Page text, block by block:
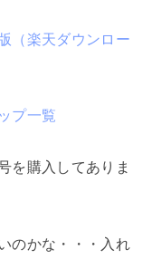
（楽天ダウンロー
プ一覧
を購入してありま
のかな・・・入れ